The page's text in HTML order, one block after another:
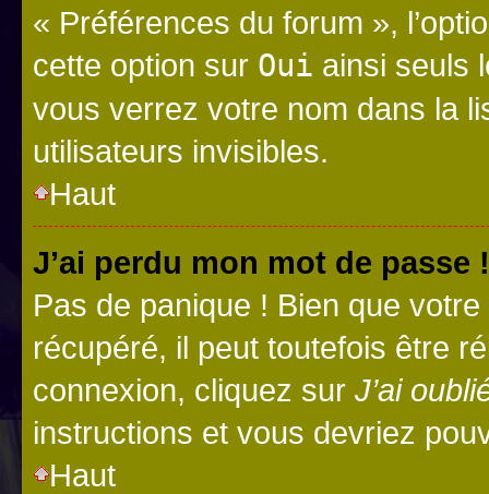
« Préférences du forum »,
cette option sur Oui ainsi seuls
vous verrez votre nom dans la
utilisateurs invisibles.
Haut
J’ai perdu mon mot de passe !
Pas de panique ! Bien que
récupéré, il peut toutefois être
connexion, cliquez sur J’ai
instructions et vous devriez
Haut